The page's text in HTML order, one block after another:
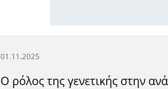
01.11.2025
Ο ρόλος της γενετικής στην